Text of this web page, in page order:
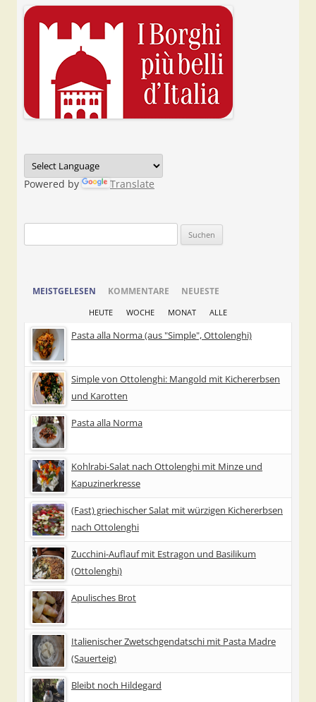
Powered by Translate
nach:
MEISTGELESEN KOMMENTARE NEUESTE
HEUTE WOCHE MONAT ALLE
Pasta alla Norma (aus "Simple", Ottolenghi)
Simple von Ottolenghi: Mangold mit Kichererbsen
und Karotten
Pasta alla Norma
Kohlrabi-Salat nach Ottolenghi mit Minze und
Kapuzinerkresse
(Fast) griechischer Salat mit würzigen Kichererbsen
nach Ottolenghi
Zucchini-Auflauf mit Estragon und Basilikum
(Ottolenghi)
Apulisches Brot
Italienischer Zwetschgendatschi mit Pasta Madre
(Sauerteig)
Bleibt noch Hildegard